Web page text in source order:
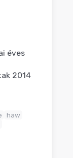
éves
2014
haw